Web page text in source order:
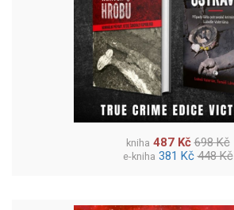
kniha 487 Kč 698 Kč
e-kniha 381 Kč 448 Kč